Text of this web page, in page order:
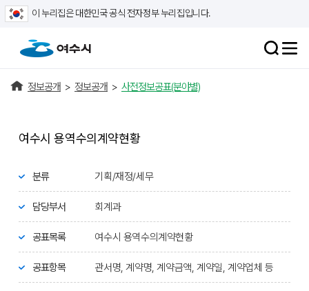
이 누리집은 대한민국 공식 전자정부 누리집입니다.
정보공개 > 정보공개 > 사전정보공표(분야별)
여수시 용역수의계약현황
분류 기획/재정/세무
담당부서 회계과
공표목록 여수시 용역수의계약현황
공표항목 관서명, 계약명, 계약금액, 계약일, 계약업체 등